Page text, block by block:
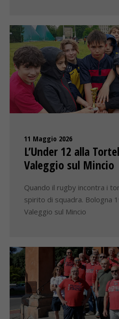
11 Maggio 2026
L’Under 12 alla
Valeggio sul Mincio
Quando il rugby incontra i
spirito di squadra. Bologna
Valeggio sul Mincio